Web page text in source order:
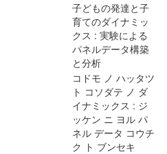
子どもの発達と子
育てのダイナミッ
クス : 実験による
パネルデータ構築
と分析
コドモ ノ ハッタツ
ト コソダテ ノ ダ
イナミックス : ジ
ッケン ニ ヨル パ
ネル データ コウチ
ク ト ブンセキ